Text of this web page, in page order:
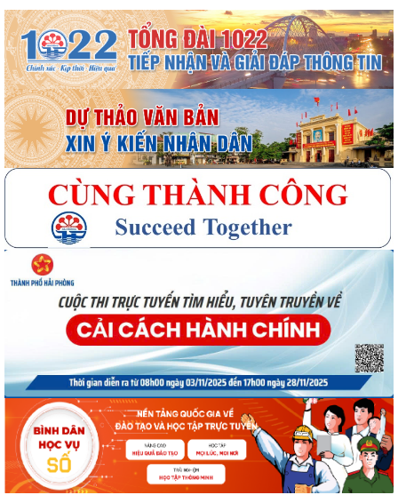
Quyết định số 3091/QĐ-UBND ngày 05/8/2026 của UBND thành phố
Về việc công bố thủ tục hành chính ban...
Quyết định số 3095/QĐ-UBND ngày 05/8/2026 của UBND thành phố
Về việc công bố danh mục thủ tục hành...
Quyết định công bố Người phát ngôn xã Vĩnh Hoà
Thông báo đấu giá Quyền sử dụng đất tại thôn Xuân Hùng ( cũ), xã
Vĩnh Hòa, thành phố Hải Phòng.
VI PHẠM HÀNH CHÍNH TRONG LĨNH VỰC ĐẦU TƯ KINH DOANH
Thông báo công nhận kết quả trúng tuyển kỳ tuyển dụng viên chức
giáo viên xã Vĩnh Hòa năm 2026
Quyết định phê duyệt kết quả kỳ thi tuyển dụng viên chức xã Vĩnh Hoà
Kế hoạch Tổ chức Cuộc thi và Triển lãm ảnh đẹp về Gia đình năm 2026,
chủ đề: “Khoảnh khắc sum họp”...
Thông báo danh sách và triệu tập thí sinh đủ điều kiện, tiêu chuẩn dự
xét tuyển vòng 2 kỳ tuyển...